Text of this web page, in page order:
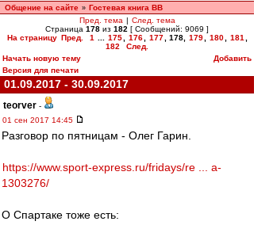
Общение на сайте » Гостевая книга ВВ
Пред. тема | След. тема
Страница 178 из 182 [ Сообщений: 9069 ]
На страницу Пред. 1 175 176 177 178 179 180 181
182
След.
Начать новую тему
Добавить
Версия для печати
01.09.2017 - 30.09.2017
teorver -
01 сен 2017 14:45
Разговор по пятницам - Олег Гарин.
https://www.sport-express.ru/fridays/re ... a-
1303276/
О Спартаке тоже есть: